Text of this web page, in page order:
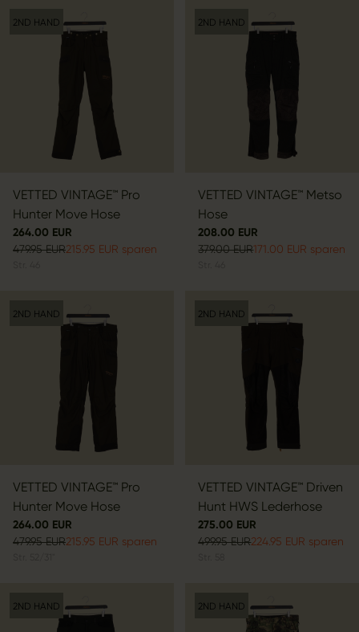
2ND HAND
VETTED VINTAGE™ Pro
Hunter Move Hose
264.00 EUR
479.95 EUR215.95 EUR sparen
2ND HAND
VETTED VINTAGE™ Metso
Hose
208.00 EUR
379.00 EUR171.00 EUR sparen
2ND HAND
VETTED VINTAGE™ Pro
Hunter Move Hose
264.00 EUR
479.95 EUR215.95 EUR sparen
2ND HAND
VETTED VINTAGE™ Driven
Hunt HWS Lederhose
275.00 EUR
499.95 EUR224.95 EUR sparen
2ND HAND 2ND HAND